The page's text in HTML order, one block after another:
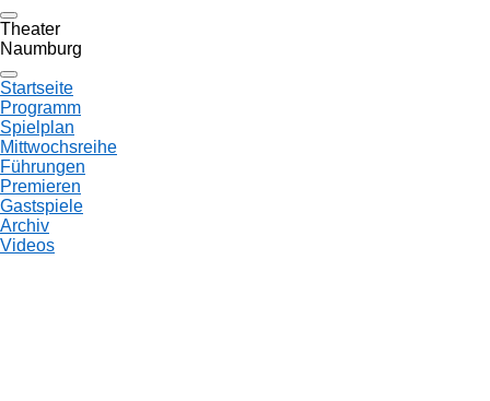
Theater
Naumburg
Startseite
Programm
Spielplan
Mittwochsreihe
Führungen
Premieren
Gastspiele
Archiv
Videos